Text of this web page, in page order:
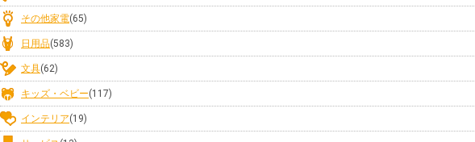
その他家電(65)
日用品(583)
文具(62)
キッズ・ベビー(117)
インテリア(19)